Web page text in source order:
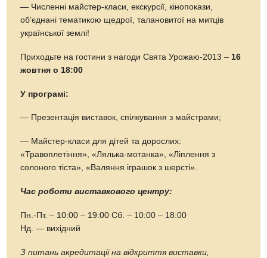
— Численні майстер-класи, екскурсії, кінопокази,
об’єднані тематикою щедрої, талановитої на митців
української землі!
Приходьте на гостини з нагоди Свята Урожаю-2013 – 16
жовтня о 18:00
У програмі:
— Презентація виставок, спілкування з майстрами;
— Майстер-класи для дітей та дорослих:
«Травоплетіння», «Лялька-мотанка», «Ліплення з
солоного тіста», «Валяння іграшок з шерсті».
Час роботи виставкового центру:
Пн.-Пт. – 10:00 – 19:00 Сб. – 10:00 – 18:00
Нд. — вихідний
З питань акредитації на відкриття виставки,